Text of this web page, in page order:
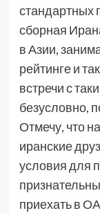
стандартных
сборная
в Азии,
рейтинге и
встречи с
безусловно,
Отмечу, что
иранские
условия для
приехать в